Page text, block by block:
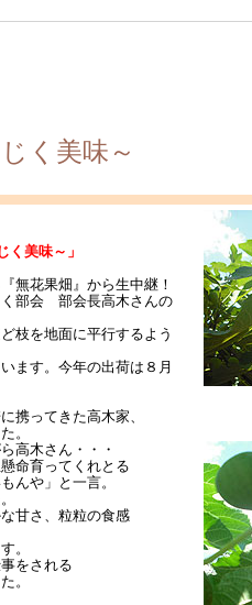
く美味～
く美味～」
無花果畑』から生中継！
部会 部会長高木さんの
枝を地面に平行するよう
ます。今年の出荷は８月
携ってきた高木家、
。
高木さん・・・
命育ってくれとる
んや」と一言。
甘さ、粒粒の食感
。
をされる
。